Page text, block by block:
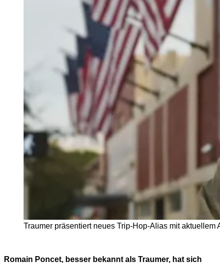
Traumer präsentiert neues Trip-Hop-Alias mit aktuellem
Romain Poncet, besser bekannt als Traumer, hat sich